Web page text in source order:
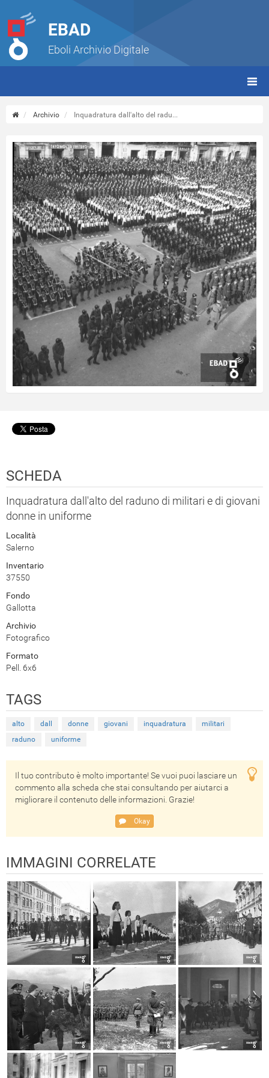
EBAD
Eboli Archivio Digitale
Archivio Inquadratura dall'alto del radu...
SCHEDA
Inquadratura dall'alto del raduno di militari e di giovani
donne in uniforme
Località
Salerno
Inventario
37550
Fondo
Gallotta
Archivio
Fotografico
Formato
Pell. 6x6
TAGS
alto dall donne giovani inquadratura
militari
raduno
uniforme
Il tuo contributo è molto importante! Se vuoi puoi lasciare un
commento alla scheda che stai consultando per aiutarci a
migliorare il contenuto delle informazioni. Grazie!
Okay
IMMAGINI CORRELATE